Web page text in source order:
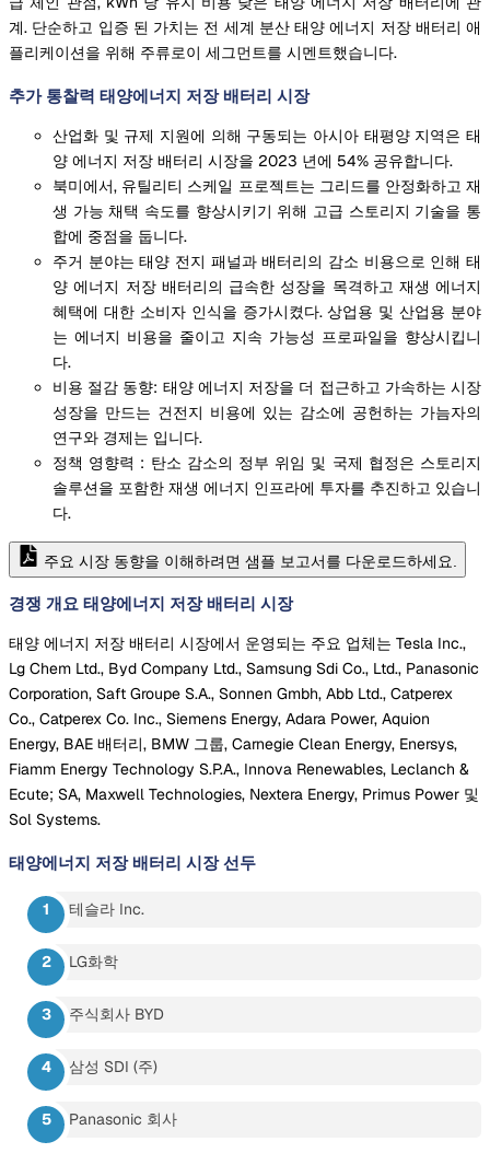
계. 단순하고 입증 된 가치는 전 세계 분산 태양 에너지 저장 배터리 애
플리케이션을 위해 주류로이 세그먼트를 시멘트했습니다.
추가 통찰력 태양에너지 저장 배터리 시장
산업화 및 규제 지원에 의해 구동되는 아시아 태평양 지역은 태
양 에너지 저장 배터리 시장을 2023 년에 54% 공유합니다.
북미에서, 유틸리티 스케일 프로젝트는 그리드를 안정화하고 재
생 가능 채택 속도를 향상시키기 위해 고급 스토리지 기술을 통
합에 중점을 둡니다.
주거 분야는 태양 전지 패널과 배터리의 감소 비용으로 인해 태
양 에너지 저장 배터리의 급속한 성장을 목격하고 재생 에너지
혜택에 대한 소비자 인식을 증가시켰다. 상업용 및 산업용 분야
는 에너지 비용을 줄이고 지속 가능성 프로파일을 향상시킵니
다.
비용 절감 동향: 태양 에너지 저장을 더 접근하고 가속하는 시장
성장을 만드는 건전지 비용에 있는 감소에 공헌하는 가늠자의
연구와 경제는 입니다.
정책 영향력 : 탄소 감소의 정부 위임 및 국제 협정은 스토리지
솔루션을 포함한 재생 에너지 인프라에 투자를 추진하고 있습니
다.
주요 시장 동향을 이해하려면 샘플 보고서를 다운로드하세요.
경쟁 개요 태양에너지 저장 배터리 시장
태양 에너지 저장 배터리 시장에서 운영되는 주요 업체는 Tesla Inc.,
Lg Chem Ltd., Byd Company Ltd., Samsung Sdi Co., Ltd., Panasonic
Corporation, Saft Groupe S.A., Sonnen Gmbh, Abb Ltd., Catperex
Co., Catperex Co. Inc., Siemens Energy, Adara Power, Aquion
Energy, BAE 배터리, BMW 그룹, Carnegie Clean Energy, Enersys,
Fiamm Energy Technology S.P.A., Innova Renewables, Leclanch &
Ecute; SA, Maxwell Technologies, Nextera Energy, Primus Power 및
Sol Systems.
태양에너지 저장 배터리 시장 선두
테슬라 Inc.
LG화학
주식회사 BYD
삼성 SDI (주)
Panasonic 회사